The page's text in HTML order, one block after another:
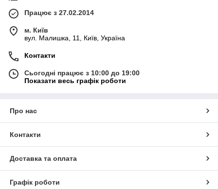
Працює з 27.02.2014
м. Київ
вул. Малишка, 11, Київ, Україна
Контакти
Сьогодні працює з 10:00 до 19:00
Показати весь графік роботи
Про нас
Контакти
Доставка та оплата
Графік роботи